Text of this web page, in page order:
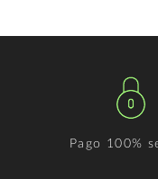
Pago 100%